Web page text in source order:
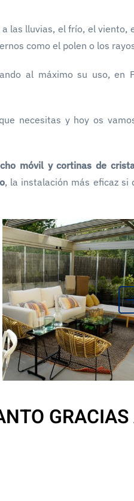
las lluvias, el frío, el viento,
como el polen o los
al máximo su uso, en
necesitas y hoy os
móvil y cortinas de
, la instalación más eficaz si